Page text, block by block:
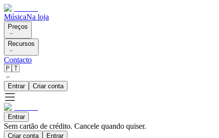
MúsicaNa loja
Preços
Recursos
Contacto
🇵🇹
Entrar Criar conta
Entrar
Sem cartão de crédito. Cancele quando quiser.
Criar conta Entrar